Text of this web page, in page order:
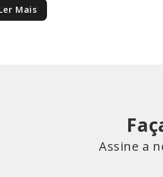
Mais
Assine a